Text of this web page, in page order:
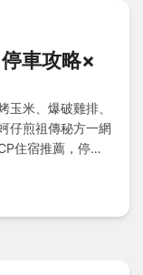
車攻略×
米、爆破雞排、
仔煎祖傳秘方一網
住宿推薦，停車